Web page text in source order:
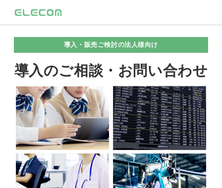
導入・販売ご検討の法人様向け
導入のご相談・お問い合わせ